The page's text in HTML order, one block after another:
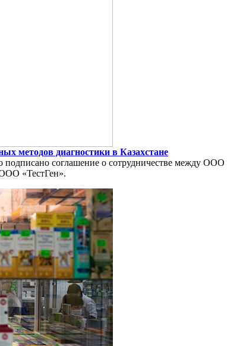
методов диагностики в Казахстане
подписано соглашение о сотрудничестве между
«ТестГен».